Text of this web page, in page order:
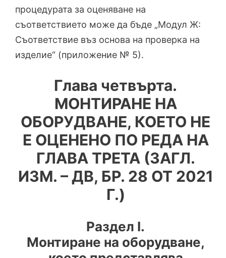
процедурата за оценяване на
съответствието може да бъде „Модул Ж:
Съответствие въз основа на проверка на
изделие“ (приложение № 5).
Глава четвърта.
МОНТИРАНЕ НА
ОБОРУДВАНЕ, КОЕТО НЕ
Е ОЦЕНЕНО ПО РЕДА НА
ГЛАВА ТРЕТА (ЗАГЛ.
ИЗМ. – ДВ, БР. 28 ОТ 2021
Г.)
Раздел I.
Монтиране на оборудване,